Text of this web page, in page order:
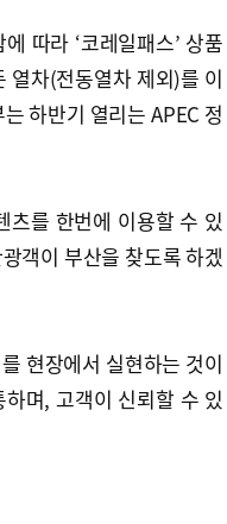
따라 ‘코레일패스’ 상품
열차(전동열차 제외)를 이
하반기 열리는 APEC 정
츠를 한번에 이용할 수 있
객이 부산을 찾도록 하겠
현장에서 실현하는 것이
며, 고객이 신뢰할 수 있